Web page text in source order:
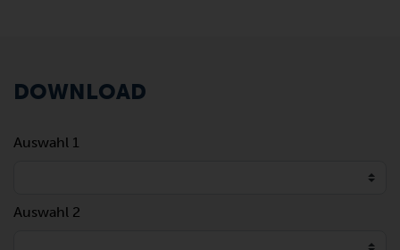
DOWNLOAD
Auswahl 1
Auswahl 2